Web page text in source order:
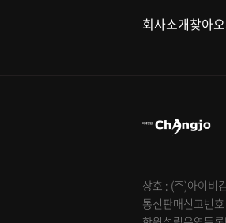
회사소개찾아
상호 : (주)아이비
통신판매신고번